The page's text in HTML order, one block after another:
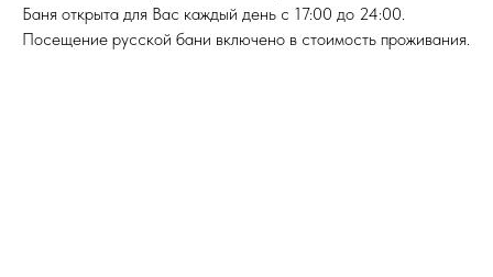
Баня открыта для Вас каждый день с 17:00 до 24:00.
Посещение русской бани включено в стоимость проживания.